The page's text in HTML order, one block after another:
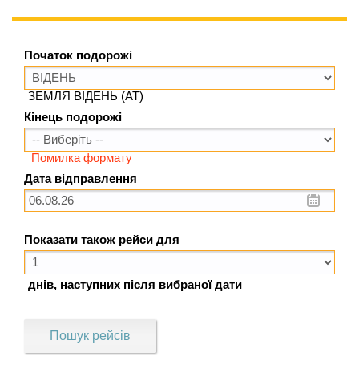
Початок подорожі
ЗЕМЛЯ ВІДЕНЬ (AT)
Кінець подорожі
Помилка формату
Дата відправлення
Показати також рейси для
днів, наступних після вибраної дати
Пошук рейсів